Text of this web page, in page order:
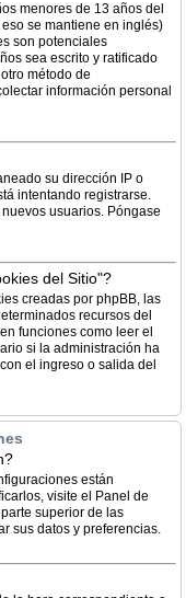
menores de 13 años del
se mantiene en inglés)
son potenciales
sea escrito y ratificado
método de
información personal
su dirección IP o
intentando registrarse.
usuarios. Póngase
del Sitio"?
creadas por phpBB, las
recursos del
funciones como leer el
si la administración ha
el ingreso o salida del
están
visite el Panel de
superior de las
sus datos y preferencias.